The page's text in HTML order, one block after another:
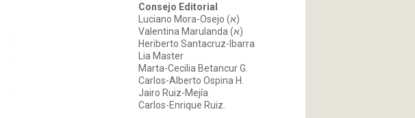
Consejo Editorial
Luciano Mora-Osejo (א)
Valentina Marulanda (א)
Heriberto Santacruz-Ibarra
Lia Master
Marta-Cecilia Betancur G.
Carlos-Alberto Ospina H.
Jairo Ruiz-Mejía
Carlos-Enrique Ruiz.